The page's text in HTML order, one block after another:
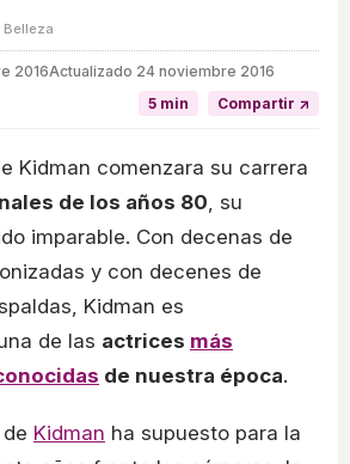
Belleza
2016Actualizado 24 noviembre 2016
5 min
Compartir ↗
Kidman comenzara su carrera
de los años 80, su
imparable. Con decenas de
y con decenes de
Kidman es
de las actrices más
de nuestra época.
Kidman ha supuesto para la